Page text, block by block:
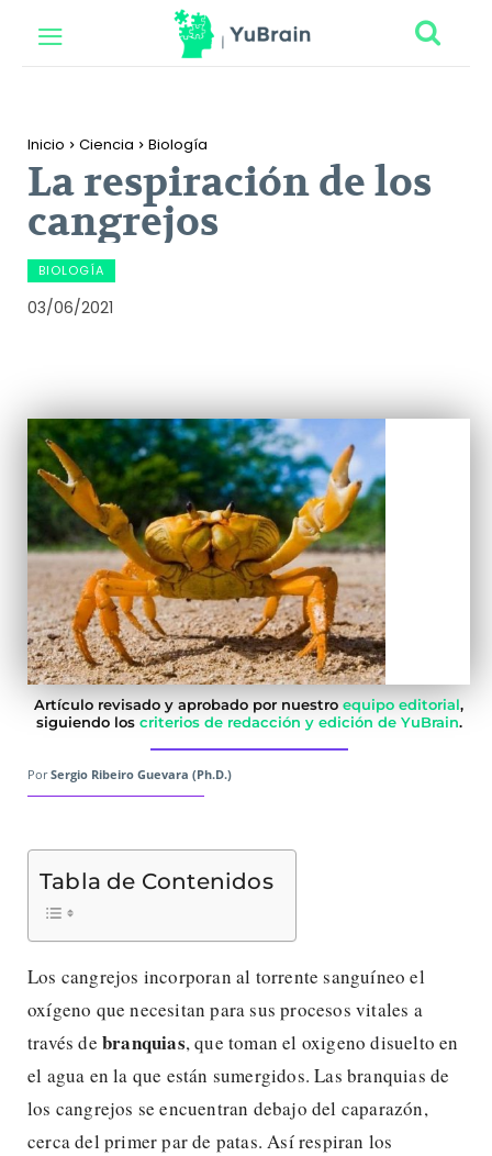
Inicio Ciencia Biología
La respiración de los
cangrejos
BIOLOGÍA
03/06/2021
Artículo revisado y aprobado por nuestro equipo editorial,
siguiendo los criterios de redacción y edición de YuBrain.
Por Sergio Ribeiro Guevara (Ph.D.)
Tabla de Contenidos
Los cangrejos incorporan al torrente sanguíneo el
oxígeno que necesitan para sus procesos vitales a
través de branquias, que toman el oxigeno disuelto en
el agua en la que están sumergidos. Las branquias de
los cangrejos se encuentran debajo del caparazón,
cerca del primer par de patas. Así respiran los